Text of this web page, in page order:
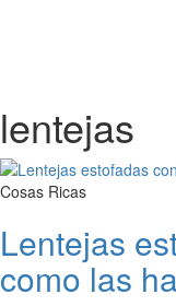
lentejas
Cosas Ricas
Lentejas
como las